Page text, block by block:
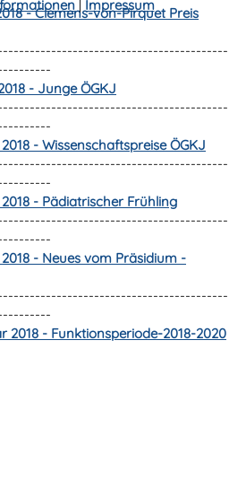
- Clemens-von-Pirquet Preis
- Junge ÖGKJ
- Wissenschaftspreise ÖGKJ
- Pädiatrischer Frühling
- Neues vom Präsidium -
2018 - Funktionsperiode-2018-2020
| Impressum